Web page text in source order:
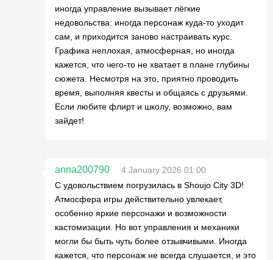
иногда управление вызывает лёгкие
недовольства: иногда персонаж куда-то уходит
сам, и приходится заново настраивать курс.
Графика неплохая, атмосферная, но иногда
кажется, что чего-то не хватает в плане глубины
сюжета. Несмотря на это, приятно проводить
время, выполняя квесты и общаясь с друзьями.
Если любите флирт и школу, возможно, вам
зайдет!
anna200790
4 January 2026 01:00
С удовольствием погрузилась в Shoujo City 3D!
Атмосфера игры действительно увлекает,
особенно яркие персонажи и возможности
кастомизации. Но вот управления и механики
могли бы быть чуть более отзывчивыми. Иногда
кажется, что персонаж не всегда слушается, и это